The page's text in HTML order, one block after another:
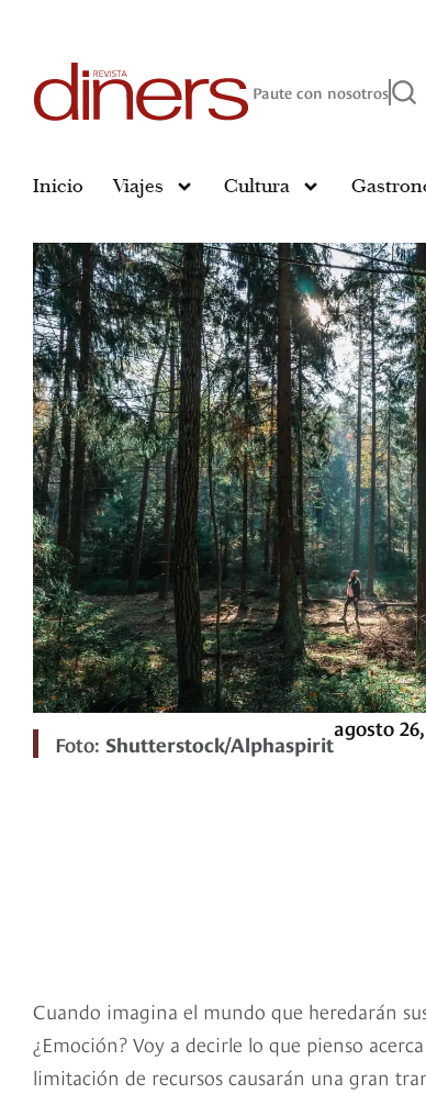
Paute con nosotros
Inicio Viajes Cultura
Foto: Shutterstock/Alphaspirit
agosto
Cuando imagina el mundo que heredarán
¿Emoción? Voy a decirle lo que pienso
limitación de recursos causarán una gran